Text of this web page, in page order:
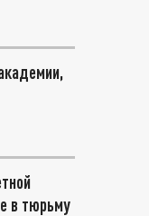
в тюрьму